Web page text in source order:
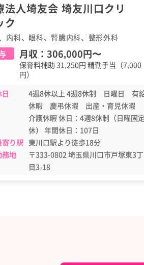
法人埼友会 埼友川口クリ
ク
内科、眼科、腎臓内科、整形外科
月収： 306,000円〜
保育料補助 31,250円 精勤手当（7,000
円）
4週8休以上 4週8休制 日曜日 有
休暇 慶弔休暇 出産・育児休暇
介護休暇 休日：4週8休制（日曜固定
休） 年間休日：107日
寄り駅 東川口駅より徒歩18分
務地
〒333-0802 埼玉県川口市戸塚東3丁
目3-18